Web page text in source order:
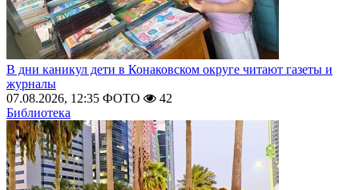
В дни каникул дети в Конаковском округе читают газеты и
журналы
07.08.2026, 12:35 ФОТО
42
Библиотека